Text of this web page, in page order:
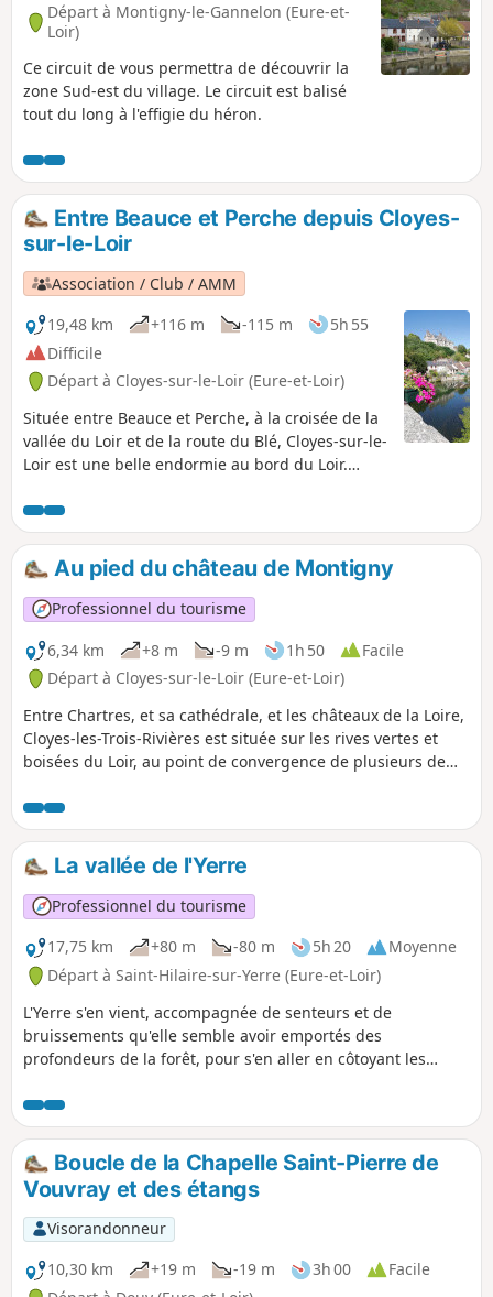
Départ à Montigny-le-Gannelon (Eure-et-
Loir)
Ce circuit de vous permettra de découvrir la
zone Sud-est du village. Le circuit est balisé
tout du long à l'effigie du héron.
Entre Beauce et Perche depuis Cloyes-
sur-le-Loir
Association / Club / AMM
19,48 km
+116 m -115 m
5h 55
Difficile
Départ à Cloyes-sur-le-Loir (Eure-et-Loir)
Située entre Beauce et Perche, à la croisée de la
vallée du Loir et de la route du Blé, Cloyes-sur-le-
Loir est une belle endormie au bord du Loir.
patrimoine. La randonnée parcours la campagne
avec ses vallons, forêts, collines vallonnées saura
vous séduire.
Au pied du château de Montigny
Professionnel du tourisme
6,34 km
+8 m -9 m 1h 50
Facile
Départ à Cloyes-sur-le-Loir (Eure-et-Loir)
Entre Chartres, et sa cathédrale, et les châteaux de la Loire,
Cloyes-les-Trois-Rivières est située sur les rives vertes et
boisées du Loir, au point de convergence de plusieurs de
La vallée de l'Yerre
Professionnel du tourisme
17,75 km
+80 m -80 m 5h 20
Moyenne
Départ à Saint-Hilaire-sur-Yerre (Eure-et-Loir)
L'Yerre s'en vient, accompagnée de senteurs et de
bruissements qu'elle semble avoir emportés des
profondeurs de la forêt, pour s'en aller en côtoyant les
Boucle de la Chapelle Saint-Pierre de
Vouvray et des étangs
Visorandonneur
10,30 km
+19 m -19 m 3h 00
Facile